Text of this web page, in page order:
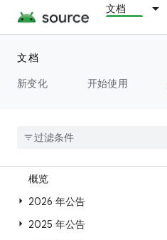
文档
文档
新变化
开始使用
概览
Android 安全公告
概览
2026 年公告
2025 年公告